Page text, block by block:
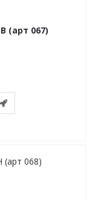
(арт 067)